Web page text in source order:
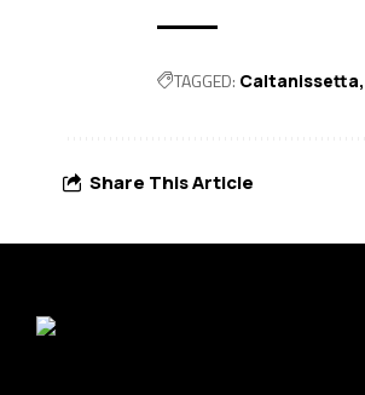
TAGGED: Caltanissetta
Share This Article